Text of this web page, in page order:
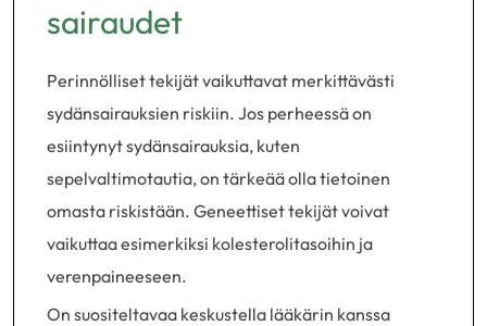
sairaudet
Perinnölliset tekijät vaikuttavat merkittävästi
sydänsairauksien riskiin. Jos perheessä on
esiintynyt sydänsairauksia, kuten
sepelvaltimotautia, on tärkeää olla tietoinen
omasta riskistään. Geneettiset tekijät voivat
vaikuttaa esimerkiksi kolesterolitasoihin ja
verenpaineeseen.
On suositeltavaa keskustella lääkärin kanssa